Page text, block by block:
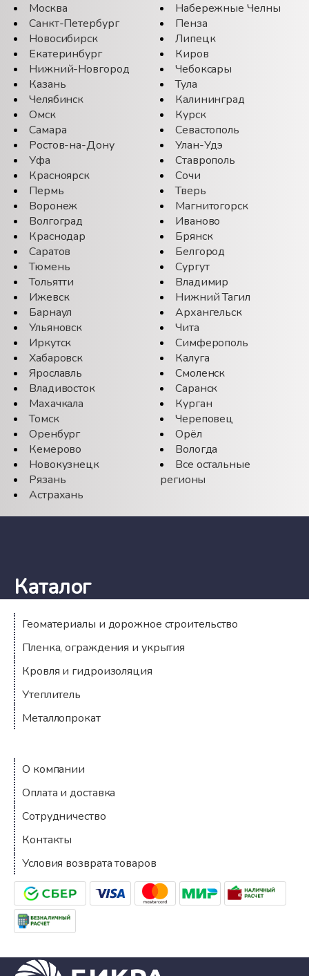
Москва
Санкт-Петербург
Новосибирск
Екатеринбург
Нижний-Новгород
Казань
Челябинск
Омск
Самара
Ростов-на-Дону
Уфа
Красноярск
Пермь
Воронеж
Волгоград
Краснодар
Саратов
Тюмень
Тольятти
Ижевск
Барнаул
Ульяновск
Иркутск
Хабаровск
Ярославль
Владивосток
Махачкала
Томск
Оренбург
Кемерово
Новокузнецк
Рязань
Астрахань
Набережные Челны
Пенза
Липецк
Киров
Чебоксары
Тула
Калининград
Курск
Севастополь
Улан-Удэ
Ставрополь
Сочи
Тверь
Магнитогорск
Иваново
Брянск
Белгород
Сургут
Владимир
Нижний Тагил
Архангельск
Чита
Симферополь
Калуга
Смоленск
Саранск
Курган
Череповец
Орёл
Вологда
Все остальные
регионы
Каталог
Геоматериалы и дорожное строительство
Пленка, ограждения и укрытия
Кровля и гидроизоляция
Утеплитель
Металлопрокат
Компания
О компании
Оплата и доставка
Сотрудничество
Контакты
Условия возврата товаров